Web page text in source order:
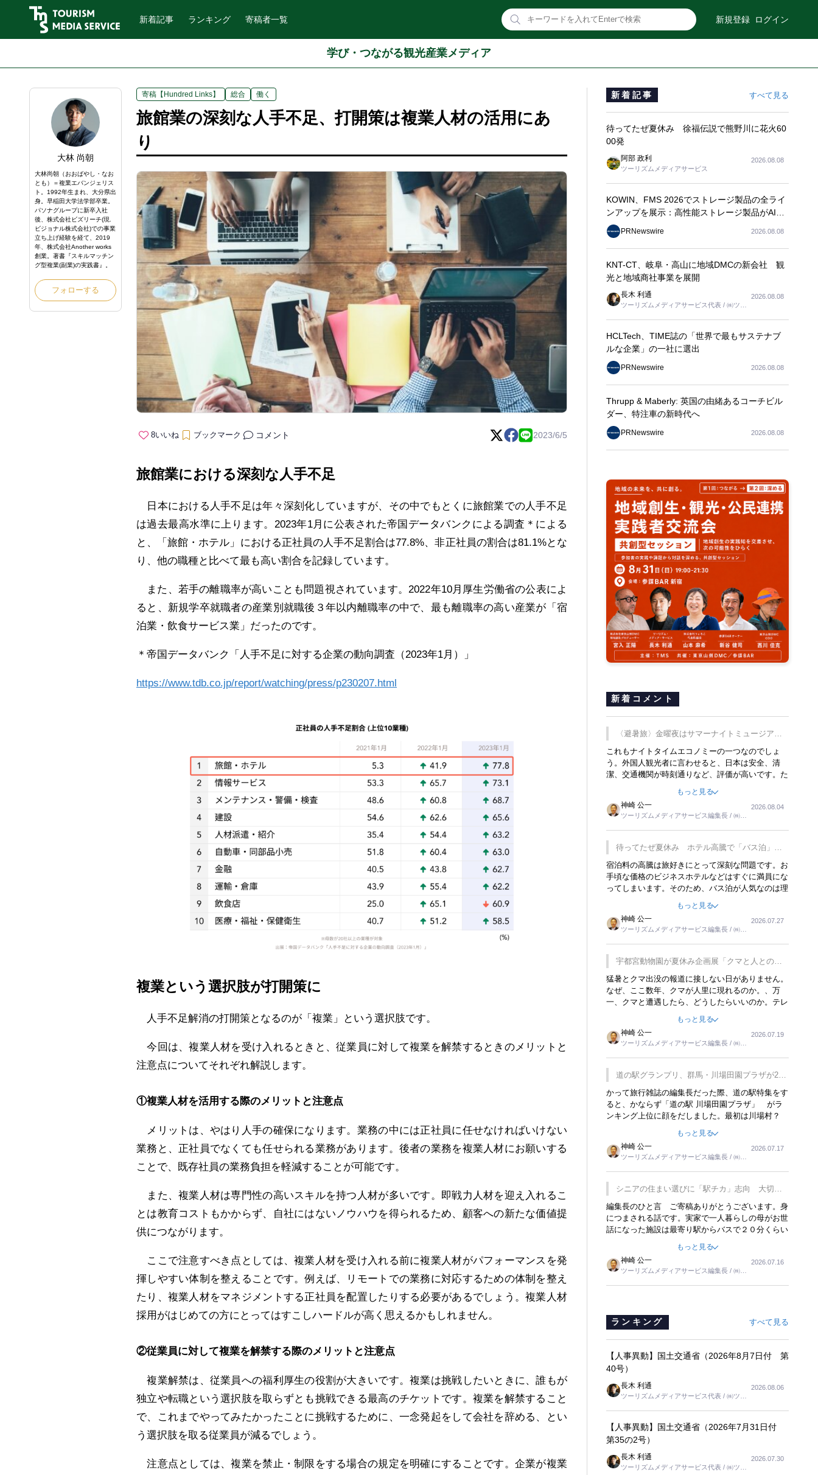
新着記事 ランキング 寄稿者一覧 新規登録 ログイン
学び・つながる観光産業メディア
大林 尚朝
大林尚朝（おおばやし・なお
とも）＝複業エバンジェリス
ト。1992年生まれ、大分県出
身。早稲田大学法学部卒業。
パソナグループに新卒入社
後、株式会社ビズリーチ(現.
ビジョナル株式会社)での事業
立ち上げ経験を経て、2019
年、株式会社Another works
創業。著書『スキルマッチン
グ型複業(副業)の実践書』。
フォローする
寄稿【Hundred Links】 総合 働く
旅館業の深刻な人手不足、打開策は複業人材の活用にあ
り
8いいね ブックマーク コメント 2023/6/5
旅館業における深刻な人手不足
日本における人手不足は年々深刻化していますが、その中でもとくに旅館業での人手不足
は過去最高水準に上ります。2023年1月に公表された帝国データバンクによる調査＊による
と、「旅館・ホテル」における正社員の人手不足割合は77.8%、非正社員の割合は81.1%とな
り、他の職種と比べて最も高い割合を記録しています。
また、若手の離職率が高いことも問題視されています。2022年10月厚生労働省の公表によ
ると、新規学卒就職者の産業別就職後３年以内離職率の中で、最も離職率の高い産業が「宿
泊業・飲食サービス業」だったのです。
＊帝国データバンク「人手不足に対する企業の動向調査（2023年1月）」
https://www.tdb.co.jp/report/watching/press/p230207.html
複業という選択肢が打開策に
人手不足解消の打開策となるのが「複業」という選択肢です。
今回は、複業人材を受け入れるときと、従業員に対して複業を解禁するときのメリットと
注意点についてそれぞれ解説します。
①複業人材を活用する際のメリットと注意点
メリットは、やはり人手の確保になります。業務の中には正社員に任せなければいけない
業務と、正社員でなくても任せられる業務があります。後者の業務を複業人材にお願いする
ことで、既存社員の業務負担を軽減することが可能です。
また、複業人材は専門性の高いスキルを持つ人材が多いです。即戦力人材を迎え入れるこ
とは教育コストもかからず、自社にはないノウハウを得られるため、顧客への新たな価値提
供につながります。
ここで注意すべき点としては、複業人材を受け入れる前に複業人材がパフォーマンスを発
揮しやすい体制を整えることです。例えば、リモートでの業務に対応するための体制を整え
たり、複業人材をマネジメントする正社員を配置したりする必要があるでしょう。複業人材
採用がはじめての方にとってはすこしハードルが高く思えるかもしれません。
②従業員に対して複業を解禁する際のメリットと注意点
複業解禁は、従業員への福利厚生の役割が大きいです。複業は挑戦したいときに、誰もが
独立や転職という選択肢を取らずとも挑戦できる最高のチケットです。複業を解禁すること
で、これまでやってみたかったことに挑戦するために、一念発起をして会社を辞める、とい
う選択肢を取る従業員が減るでしょう。
注意点としては、複業を禁止・制限をする場合の規定を明確にすることです。企業が複業
新着記事 すべて見る
待ってたぜ夏休み 徐福伝説で熊野川に花火60
00発
阿部 政利
ツーリズムメディアサービス
2026.08.08
KOWIN、FMS 2026でストレージ製品の全ライ
ンアップを展示：高性能ストレージ製品がAI分
野の革新を牽引
PRNewswire 2026.08.08
KNT-CT、岐阜・高山に地域DMCの新会社 観
光と地域商社事業を展開
長木 利通
ツーリズムメディアサービス代表 / ㈱ツー
2026.08.08
HCLTech、TIME誌の「世界で最もサステナブ
ルな企業」の一社に選出
PRNewswire 2026.08.08
Thrupp & Maberly: 英国の由緒あるコーチビル
ダー、特注車の新時代へ
PRNewswire 2026.08.08
新着コメント
〈避暑旅〉金曜夜はサマーナイトミュージア
ム、都立6施設で
これもナイトタイムエコノミーの一つなのでしょ
う。外国人観光者に言わせると、日本は安全、清
潔、交通機関が時刻通りなど、評価が高いです。た
す。そのような意味で、金曜夜にこのようなイベン
トが行われれば、日本人に限らず外国人にとっても
楽しみが増えるでしょうね。
もっと見る
神崎 公一
ツーリズムメディアサービス編集長 / ㈱ツ
2026.08.04
待ってたぜ夏休み ホテル高騰で「バス泊」人
気
宿泊料の高騰は旅好きにとって深刻な問題です。お
手頃な価格のビジネスホテルなどはすぐに満員にな
ってしまいます。そのため、バス泊が人気なのは理
行をした時は、移動はグレイハウンドバスでした。
夕方から夜の便を利用してホテル代を浮かせていま
した。ただし、若いからできたことです。若い人が
夜行バスで京都に行った、青森に行ったと聞くと、
疲れが残らないのかなと思ってしまいます。
もっと見る
神崎 公一
ツーリズムメディアサービス編集長 / ㈱ツ
2026.07.27
宇都宮動物園が夏休み企画展「クマと人との距
離」を7月20日から開催
猛暑とクマ出没の報道に接しない日がありません。
なぜ、ここ数年、クマが人里に現れるのか。、万
一、クマと遭遇したら、どうしたらいいのか。テレ
るなんてことは、冗談でもいえません。そんな中
で、この企画展はタイムリーですね。
もっと見る
神崎 公一
ツーリズムメディアサービス編集長 / ㈱ツ
2026.07.19
道の駅グランプリ、群馬・川場田園プラザが2連
覇
かって旅行雑誌の編集長だった際、道の駅特集をす
ると、かならず「道の駅 川場田園プラザ」 がラ
ンキング上位に顔をだしました。最初は川場村？
れ永井 彰一社長にインタビューしたら、興味深い
話が次々が飛び出しました。プレゼンも巧みで、今
でも思い出すことが２つあります。一つは、従業員
に東京ディズニーランドを見学させ、サービス業、
接客業の何かを理解してもらっていることです。
もう一つは1800円もするプレミアムヨーグルトを
販売するにあたり、社内に懸念もあったそうです。
永井社長は、駐車場に都内ナンバーの高級外車が停
まっていることに目をつけ、高級商品でも売れると
確信したそうです。今回の記事を懐かしく読みまし
もっと見る
神崎 公一
ツーリズムメディアサービス編集長 / ㈱ツ
2026.07.17
シニアの住まい選びに「駅チカ」志向 大切な
のは出かけたくなる暮らし
編集長のひと言 ご寄稿ありがとうございます。身
につまされる話です。実家で一人暮らしの母がお世
話になった施設は最寄り駅からバスで２０分くらい
りました。母の住まいから近いという理由で、その
施設を選択したのですが、私と妹にとっては、半日
仕事ででした。シニアの住まい選びは、当人だけで
はなく、世話をする家族の足の便も考えない外池な
もっと見る
神崎 公一
ツーリズムメディアサービス編集長 / ㈱ツ
2026.07.16
ランキング すべて見る
【人事異動】国土交通省（2026年8月7日付 第
40号）
長木 利通
ツーリズムメディアサービス代表 / ㈱ツー
2026.08.06
【人事異動】国土交通省（2026年7月31日付
第35の2号）
長木 利通
ツーリズムメディアサービス代表 / ㈱ツー
2026.07.30